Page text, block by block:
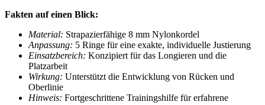
Fakten auf einen Blick:
Material: Strapazierfähige 8 mm Nylonkordel
Anpassung: 5 Ringe für eine exakte, individuelle Justierung
Einsatzbereich: Konzipiert für das Longieren und die
Platzarbeit
Wirkung: Unterstützt die Entwicklung von Rücken und
Oberlinie
Hinweis: Fortgeschrittene Trainingshilfe für erfahrene